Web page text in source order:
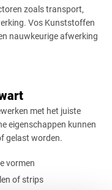
Cirkel
zoals transport,
Vos Kunststoffen
nauwkeurige afwerking
met het juiste
eigenschappen kunnen
gelast worden.
vormen
of strips